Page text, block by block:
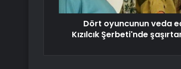
Dört oyuncunun veda
Kızılcık Şerbeti'nde